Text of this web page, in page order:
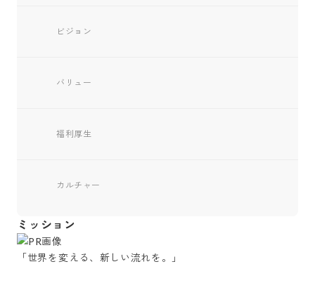
ビジョン
バリュー
福利厚生
カルチャー
ミッション
「世界を変える、新しい流れを。」